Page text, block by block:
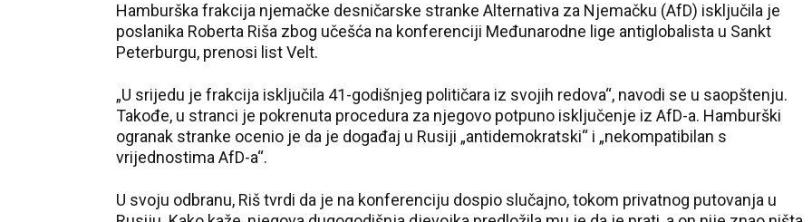
Hamburška frakcija njemačke desničarske stranke Alternativa za Njemačku (AfD) isključila je
poslanika Roberta Riša zbog učešća na konferenciji Međunarodne lige antiglobalista u Sankt
Peterburgu, prenosi list Velt.
„U srijedu je frakcija isključila 41-godišnjeg političara iz svojih redova“, navodi se u saopštenju.
Takođe, u stranci je pokrenuta procedura za njegovo potpuno isključenje iz AfD-a. Hamburški
ogranak stranke ocenio je da je događaj u Rusiji „antidemokratski“ i „nekompatibilan s
vrijednostima AfD-a“.
U svoju odbranu, Riš tvrdi da je na konferenciju dospio slučajno, tokom privatnog putovanja u